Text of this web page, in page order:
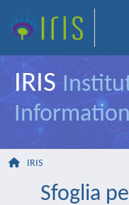
IRIS
IRIS
Sfoglia